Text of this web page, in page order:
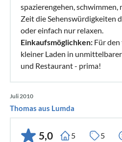
spazierengehen,
Zeit die Sehenswürdigkeiten
oder einfach nur relaxen.
Einkaufsmöglichken: Für
kleiner Laden in
und Restaurant - prima!
Juli 2010
Thomas aus Lumda
5,0 5 5